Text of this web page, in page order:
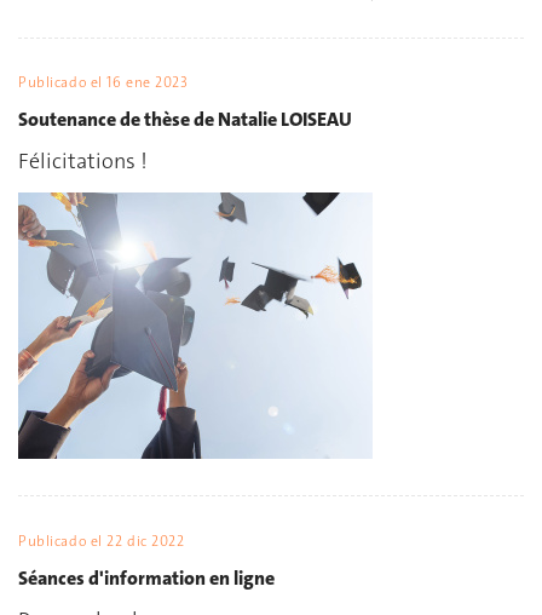
Publicado el16 ene 2023
Soutenance de thèse de Natalie LOISEAU
Félicitations !
Publicado el22 dic 2022
Séances d'information en ligne